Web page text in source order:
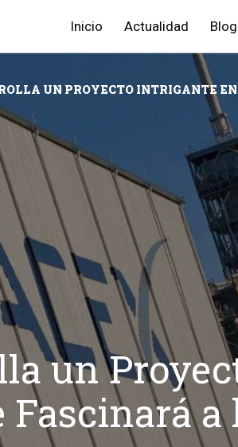
Inicio Actualidad Blog
UN PROYECTO INTRIGANTE
un
a